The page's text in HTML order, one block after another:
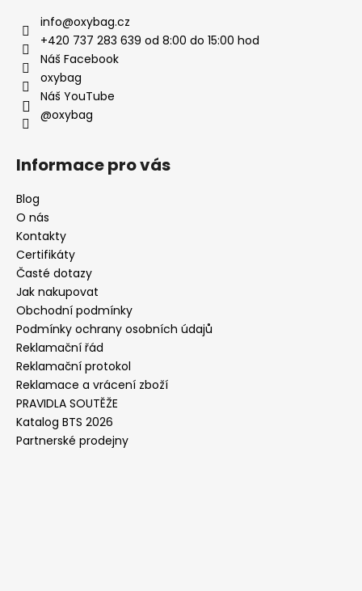
info@oxybag.cz
+420 737 283 639 od 8:00 do 15:00 hod
Náš Facebook
oxybag
Náš YouTube
@oxybag
Informace pro vás
Blog
O nás
Kontakty
Certifikáty
Časté dotazy
Jak nakupovat
Obchodní podmínky
Podmínky ochrany osobních údajů
Reklamační řád
Reklamační protokol
Reklamace a vrácení zboží
PRAVIDLA SOUTĚŽE
Katalog BTS 2026
Partnerské prodejny